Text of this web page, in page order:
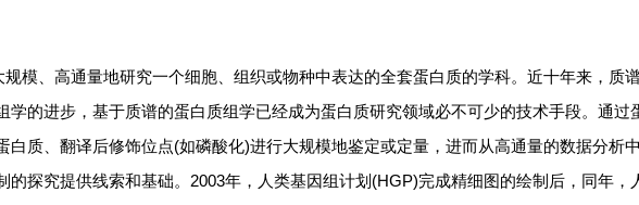
模、高通量地研究一个细胞、组织或物种中表达的全套蛋白质的学科。近十年来，质
学的进步，基于质谱的蛋白质组学已经成为蛋白质研究领域必不可少的技术手段。通过
白质、翻译后修饰位点(如磷酸化)进行大规模地鉴定或定量，进而从高通量的数据分析
的探究提供线索和基础。2003年，人类基因组计划(HGP)完成精细图的绘制后，同年，